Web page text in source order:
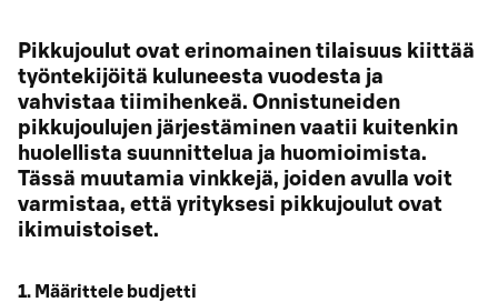
Pikkujoulut ovat erinomainen tilaisuus kiittää
työntekijöitä kuluneesta vuodesta ja
vahvistaa tiimihenkeä. Onnistuneiden
pikkujoulujen järjestäminen vaatii kuitenkin
huolellista suunnittelua ja huomioimista.
Tässä muutamia vinkkejä, joiden avulla voit
varmistaa, että yrityksesi pikkujoulut ovat
ikimuistoiset.
1. Määrittele budjetti